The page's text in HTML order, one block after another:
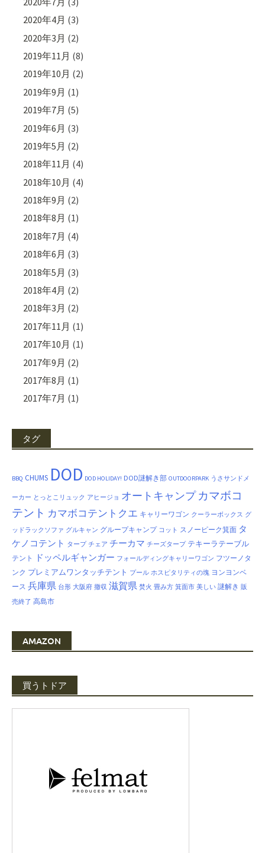
2020年4月 (3)
2020年3月 (2)
2019年11月 (8)
2019年10月 (2)
2019年9月 (1)
2019年7月 (5)
2019年6月 (3)
2019年5月 (2)
2018年11月 (4)
2018年10月 (4)
2018年9月 (2)
2018年8月 (1)
2018年7月 (4)
2018年6月 (3)
2018年5月 (3)
2018年4月 (2)
2018年3月 (2)
2017年11月 (1)
2017年10月 (1)
2017年9月 (2)
2017年8月 (1)
2017年7月 (1)
タグ
BBQ CHUMS DOD DOD HOLIDAY! DOD謎解き部 OUTDOORPARK うさサンドメ
ーカー とっとこリュック アヒージョ オートキャンプ カマボコ
テント カマボコテントクエ キャリーワゴン クーラーボックス グ
ッドラックソファ グルキャン グループキャンプ コット スノーピーク箕面 タ
ケノコテント タープ チェア チーカマ チーズタープ テキーラテーブル
テント ドッペルギャンガー フォールディングキャリーワゴン フツーノタ
ンク プレミアムワンタッチテント プール ホスピタリティの塊 ヨンヨンベ
ース 兵庫県 台形 大阪府 撤収 滋賀県 焚火 畳み方 箕面市 美しい 謎解き 販
売終了 高島市
AMAZON
買うトドア